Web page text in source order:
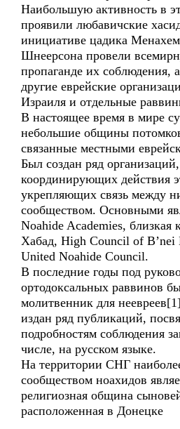
Наибольшую активность в
проявили любавичские
инициативе цадика
Шнеерсона провели
пропаганде их соблюдения,
другие еврейские
Израиля и отдельные
В настоящее время в мире
небольшие общины
связанные местными
Был создан ряд организаций,
координирующих действия
укрепляющих связь между
сообществом. Основными
Noahide Academies,
Хабад, High Council of B’nei
United Noahide Council.
В последние годы под
ортодоксальных раввинов
молитвенник для
издан ряд публикаций,
подробностям соблюдения
числе, на русском языке.
На территории СНГ
сообществом ноахидов
религиозная община
расположенная в Донецке